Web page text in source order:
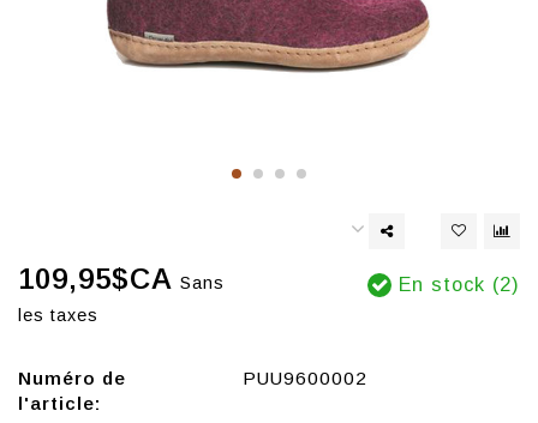
109,95$CA Sans
les taxes
En stock (2)
Numéro de
l'article:
PUU9600002